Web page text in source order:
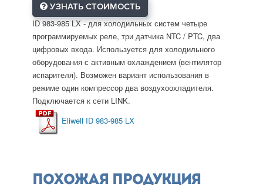
УЗНАТЬ СТОИМОСТЬ
ID 983-985 LX - для холодильных систем четыре
программируемых реле, три датчика NTC / PTC, два
цифровых входа. Используется для холодильного
оборудования с активным охлаждением (вентилятор
испарителя). Возможен вариант использования в
режиме один компрессор два воздухоохладителя.
Подключается к сети LINK.
Eliwell ID 983-985 LX
Похожая продукция